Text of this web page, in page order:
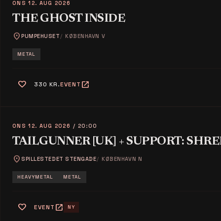
ONS 12. AUG 2026
THE GHOST INSIDE
location_on PUMPEHUSET KØBENHAVN V
METAL
favorite 330 KR.EVENT open_in_new
ONS 12. AUG 2026 / 20:00
TAILGUNNER [UK] + SUPPORT:
location_on SPILLESTEDET STENGADE KØBENHAVN N
HEAVYMETAL METAL
favorite EVENT open_in_new NY